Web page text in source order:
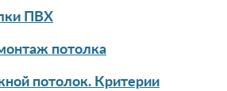
ПВХ
потолка
потолок. Критерии